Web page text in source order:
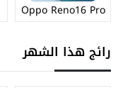
Oppo Reno16 Pro
رائج هذا الشهر